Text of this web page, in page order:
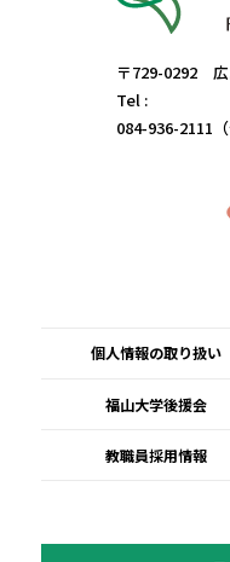
〒729-0292 広
Tel :
084-936-2111（
個人情報の取り扱い
福山大学後援会
教職員採用情報